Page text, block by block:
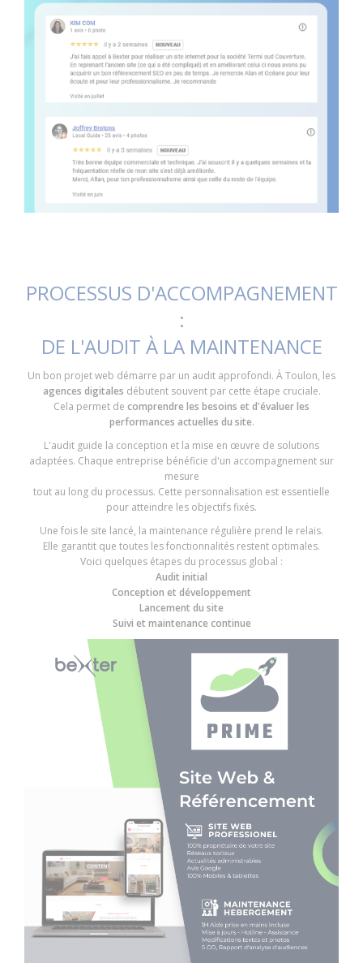
PROCESSUS D'ACCOMPAGNEMENT
:
DE L'AUDIT À LA MAINTENANCE
Un bon projet web démarre par un audit approfondi. À Toulon, les
agences digitales débutent souvent par cette étape cruciale.
Cela permet de comprendre les besoins et d'évaluer les
performances actuelles du site.
L'audit guide la conception et la mise en œuvre de solutions
adaptées. Chaque entreprise bénéficie d'un accompagnement sur
mesure
tout au long du processus. Cette personnalisation est essentielle
pour atteindre les objectifs fixés.
Une fois le site lancé, la maintenance régulière prend le relais.
Elle garantit que toutes les fonctionnalités restent optimales.
Voici quelques étapes du processus global :
Audit initial
Conception et développement
Lancement du site
Suivi et maintenance continue